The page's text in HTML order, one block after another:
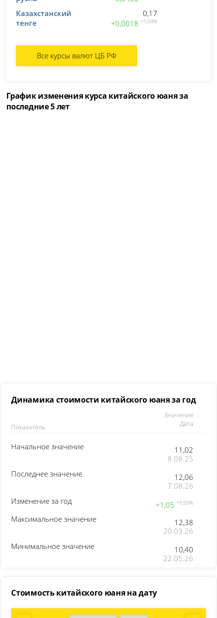
Казахстанский
тенге
0,17
+0,0018 +1,04%
Все курсы валют ЦБ РФ
График изменения курса китайского юаня за
последние 5 лет
Динамика стоимости китайского юаня за год
Показатель
Значение
Дата
Начальное значение
11,02
8.08.25
Последнее значение
12,06
7.08.26
Изменение за год
+1,05 +9,50%
Максимальное значение
12,38
20.03.26
Минимальное значение
10,40
22.05.26
Стоимость китайского юаня на дату